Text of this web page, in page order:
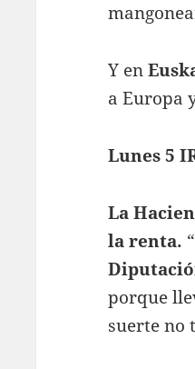
Y en
a Europa
Lunes 5
La
la renta.
porque
suerte no